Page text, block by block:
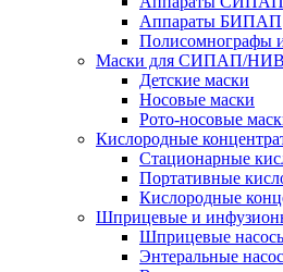
Аппараты БИПАП
Полисомнографы
Маски для СИПАП/
Детские маски
Носовые маски
Рото-носовые
Кислородные
Стационарные
Портативные
Кислородные
Шприцевые и
Шприцевые
Энтеральные